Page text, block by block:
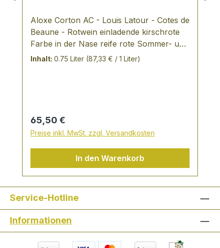
Aloxe Corton AC - Louis Latour - Cotes de
Beaune - Rotwein einladende kirschrote
Farbe in der Nase reife rote Sommer- und
Beerenfrüchte mit subtiler Eichennote gut
Nase intensiv mit Noten von Kirsche,
Lakritz und Gewürzleicht holziger Abgang
mit schöner Balance
Inhalt: 0.75 Liter (87,33 € / 1 Liter)
Regulärer Preis:
65,50 €
Preise inkl. MwSt. zzgl. Versandkosten
In den Warenkorb
Service-Hotline
Informationen